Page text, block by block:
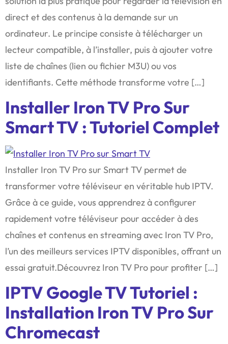
direct et des contenus à la demande sur un
ordinateur. Le principe consiste à télécharger un
lecteur compatible, à l’installer, puis à ajouter votre
liste de chaînes (lien ou fichier M3U) ou vos
identifiants. Cette méthode transforme votre […]
Installer Iron TV Pro Sur
Smart TV : Tutoriel Complet
Installer Iron TV Pro sur Smart TV permet de
transformer votre téléviseur en véritable hub IPTV.
Grâce à ce guide, vous apprendrez à configurer
rapidement votre téléviseur pour accéder à des
chaînes et contenus en streaming avec Iron TV Pro,
l’un des meilleurs services IPTV disponibles, offrant un
essai gratuit.Découvrez Iron TV Pro pour profiter […]
IPTV Google TV Tutoriel :
Installation Iron TV Pro Sur
Chromecast